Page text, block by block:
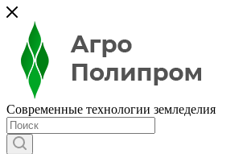
Современные технологии земледелия